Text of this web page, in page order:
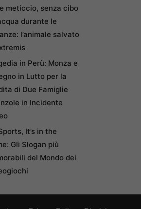
meticcio, senza cibo
durante le
l’animale salvato
in Perù: Monza e
in Lutto per la
di Due Famiglie
in Incidente
It’s in the
Gli Slogan più
del Mondo dei